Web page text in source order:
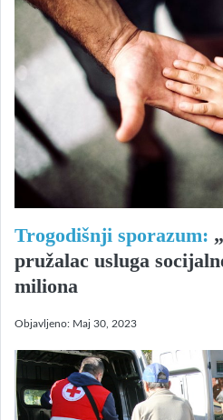
Trogodišnji sporazum:
pružalac usluga
miliona
Objavljeno: Maj 30, 2023